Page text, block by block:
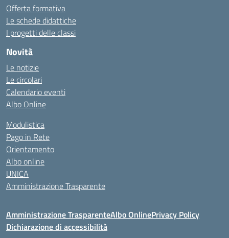
Offerta formativa
Le schede didattiche
I progetti delle classi
Novità
Le notizie
Le circolari
Calendario eventi
Albo Online
Modulistica
Pago in Rete
Orientamento
Albo online
UNICA
Amministrazione Trasparente
Amministrazione TrasparenteAlbo OnlinePrivacy Policy
Dichiarazione di accessibilità